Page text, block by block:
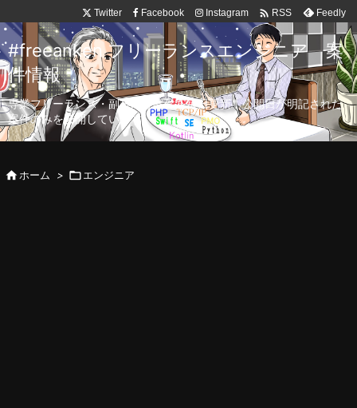
Twitter Facebook Instagram  RSS Feedly
#freeanken フリーランスエンジニア 案
件情報
専業フリーランス・副業向け案件を毎日更新！公開日が明記された
案件のみを公開しています。
ホーム > エンジニア